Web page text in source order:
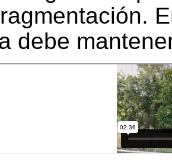
debe